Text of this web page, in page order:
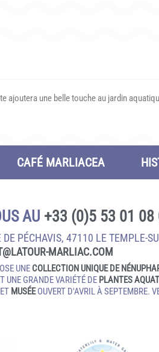
ajoutera une belle touche au jardin
CAFÉ MARLIACEA
AU +33 (0)5 53 01 08
PÉCHAVIS, 47110 LE
UNE COLLECTION UNIQUE DE
UNE GRANDE VARIÉTÉ DE PLANTES
MUSÉEOUVERT D'AVRIL À SEPTEMBRE.